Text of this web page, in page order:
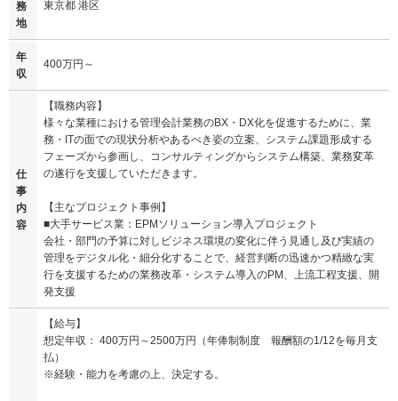
務
地
東京都 港区
年
収
400万円～
仕
事
内
容
【職務内容】
様々な業種における管理会計業務のBX・DX化を促進するために、業
務・ITの面での現状分析やあるべき姿の立案、システム課題形成する
フェーズから参画し、コンサルティングからシステム構築、業務変革
の遂行を支援していただきます。
【主なプロジェクト事例】
■大手サービス業：EPMソリューション導入プロジェクト
会社・部門の予算に対しビジネス環境の変化に伴う見通し及び実績の
管理をデジタル化・細分化することで、経営判断の迅速かつ精緻な実
行を支援するための業務改革・システム導入のPM、上流工程支援、開
発支援
【給与】
想定年収： 400万円～2500万円（年俸制制度 報酬額の1/12を毎月支
払）
※経験・能力を考慮の上、決定する。